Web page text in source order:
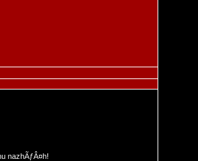
nazhÃƒÂ¤h!